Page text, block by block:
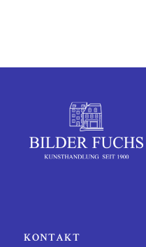
KONTAKT